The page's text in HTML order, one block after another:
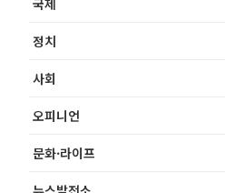
정치
사회
오피니언
문화·라이프